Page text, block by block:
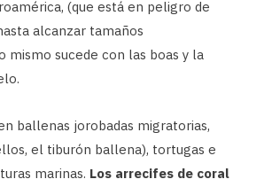
(que está en peligro de
alcanzar tamaños
mismo sucede con las boas y la
ballenas jorobadas migratorias,
el tiburón ballena), tortugas e
marinas. Los arrecifes de coral